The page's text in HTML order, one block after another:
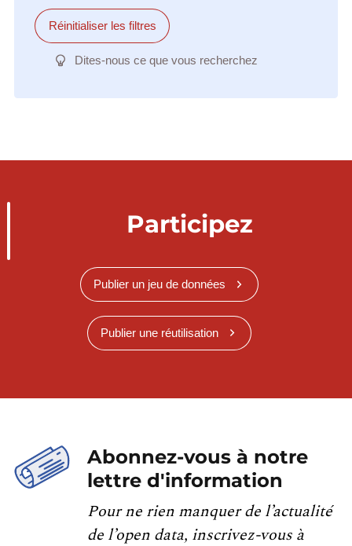
Réinitialiser les filtres
Dites-nous ce que vous recherchez
Participez
Publier un jeu de données
Publier une réutilisation
Abonnez-vous à notre
lettre d'information
Pour ne rien manquer de l’actualité
de l’open data, inscrivez-vous à